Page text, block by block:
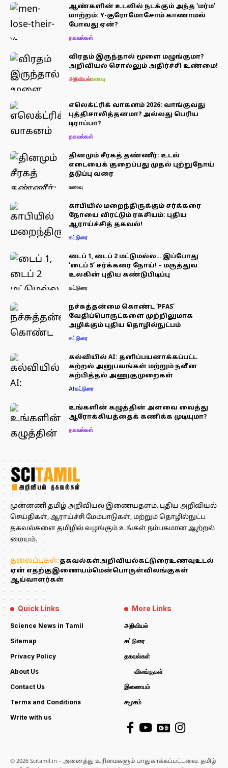
ஆண்களின் உடலில் நடக்கும் அந்த ‘மர்ம’
மாற்றம்: Y-குரோமோசோம் காணாமல்
போவது ஏன்?
தகவல்கள்
விரதம் இருந்தால் மூளை மழுங்குமா?
அறிவியல் சொல்லும் அதிர்ச்சி உண்மை!
அறிவியல்உணவு
எலெக்ட்ரிக் வாகனம் 2026: வாங்குவது
புத்திசாலித்தனமா? அல்லது பெரிய
டிராப்பா?
தகவல்கள்
தினமும் சீரகத் தண்ணீர்: உடல்
எடையைக் குறைப்பது முதல் புற்றுநோய்
தடுப்பு வரை
உணவு
காபியில் மறைந்திருக்கும் சர்க்கரை
நோயை விரட்டும் ரகசியம்: புதிய
ஆராய்ச்சித் தகவல்!
கட்டுரை
டைப் 1, டைப் 2 மட்டுமல்ல… இப்போது
‘டைப் 5’ சர்க்கரை நோய்! – மருத்துவ
உலகின் புதிய கண்டுபிடிப்பு
கட்டுரை
நச்சுத்தன்மை கொண்ட ‘PFAS’
வேதிப்பொருட்களை முற்றிலுமாக
அழிக்கும் புதிய தொழில்நுட்பம்
கட்டுரை
கல்வியில் AI: தனிப்பயனாக்கப்பட்ட
கற்றல் அனுபவங்கள் மற்றும் நவீன
கற்பித்தல் அணுகுமுறைகள்
AIகட்டுரை
உங்களின் கழுத்தின் அளவை வைத்து
ஆரோக்கியத்தைக் கணிக்க முடியுமா?
தகவல்கள்
முன்னணி தமிழ் அறிவியல் இணையதளம். புதிய அறிவியல்
செய்திகள், ஆராய்ச்சி மேம்பாடுகள், மற்றும் தொழில்நுட்ப
தகவல்களை தமிழில் வழங்கும் உங்கள் நம்பகமான ஆற்றல்
மையம்.
தலைப்புகள்:தகவல்கள்அறிவியல்கட்டுரைஉணவுஉடல்
ஏன் எதற்குஇணையம்மென்பொருள்விலங்குகள்
ஆய்வாளர்கள்
Quick Links
Science News in Tamil
Sitemap
Privacy Policy
About Us
Contact Us
Terms and Conditions
Write with us
More Links
அறிவியல்
கட்டுரை
தகவல்கள்
விலங்குகள்
இணையம்
சமூகம்
© 2026 Scitamil.in – அனைத்து உரிமைகளும் பாதுகாக்கப்பட்டவை. தமிழ்